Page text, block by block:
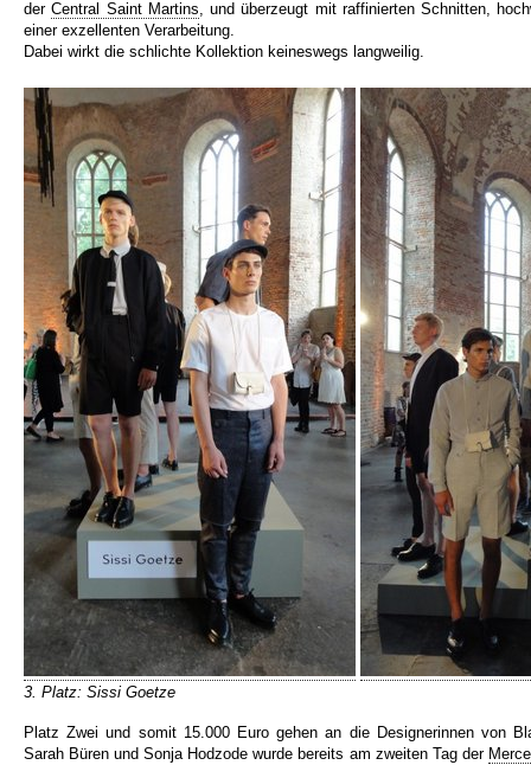
derCentral Saint Martins, und überzeugt mit raffinierten Schnitten,
einer exzellenten Verarbeitung.
Dabei wirkt die schlichte Kollektion keineswegs langweilig.
3. Platz: Sissi Goetze
Platz Zwei und somit 15.000 Euro gehen an die Designerinnen von
Sarah Büren und Sonja Hodzode wurde bereits am zweiten Tag der